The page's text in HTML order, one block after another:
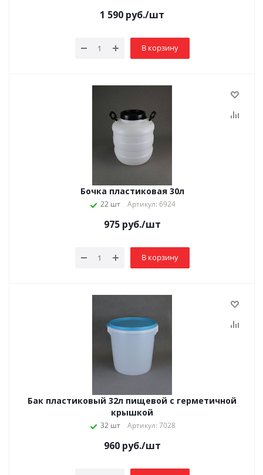
1 590 руб./шт
В корзину
Бочка пластиковая 30л
22 шт Артикул: 6924
975руб./шт
В корзину
Бак пластиковый 32л пищевой с герметичной
крышкой
32 шт Артикул: 7028
960руб./шт